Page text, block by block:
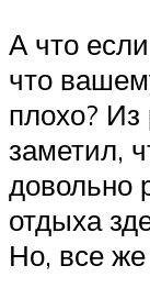
А что
что
плохо? Из
заметил,
довольно
отдыха
Но, все же